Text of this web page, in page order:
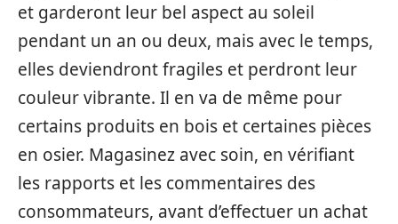
et garderont leur bel aspect au soleil
pendant un an ou deux, mais avec le temps,
elles deviendront fragiles et perdront leur
couleur vibrante. Il en va de même pour
certains produits en bois et certaines pièces
en osier. Magasinez avec soin, en vérifiant
les rapports et les commentaires des
consommateurs, avant d’effectuer un achat